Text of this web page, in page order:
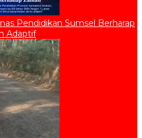
Pendidikan Sumsel Berharap
Adaptif